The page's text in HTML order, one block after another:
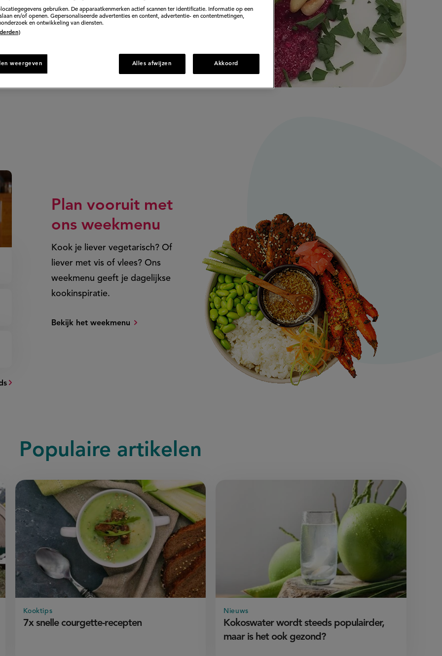
(Penne
met
bieten
en
geitenkaas)
Plan vooruit met
ons weekmenu
Kook je liever vegetarisch? Of
liever met vis of vlees? Ons
weekmenu geeft je dagelijkse
kookinspiratie.
Bekijk het weekmenu
Populaire artikelen
7x snelle courgette-recepten
Kooktips
Kokoswater wordt steeds populairder,
maar is het ook gezond?
Nieuws
gebruiken. De apparaatkenmerken actief scannen ter identificatie. Informatie op een
en/of openen. Gepersonaliseerde advertenties en content, advertentie- en contentmetingen,
en ontwikkeling van diensten.
weergeven Alles afwijzen Akkoord